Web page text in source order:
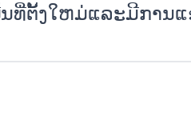
ທີ່ຕັ້ງໃຫມ່ແລະມີການ